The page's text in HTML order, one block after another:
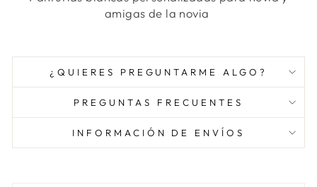
amigas de la novia
¿QUIERES PREGUNTARME ALGO?
PREGUNTAS FRECUENTES
INFORMACIÓN DE ENVÍOS